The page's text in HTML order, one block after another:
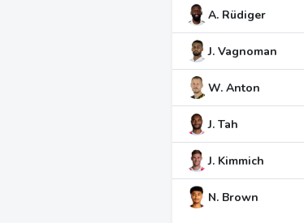
A. Rüdiger
J. Vagnoman
W. Anton
J. Tah
J. Kimmich
N. Brown